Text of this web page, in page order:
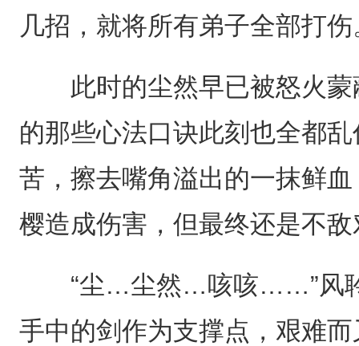
几招，就将所有弟子全部打伤
此时的尘然早已被怒火蒙
的那些心法口诀此刻也全都
苦，擦去嘴角溢出的一抹鲜
樱造成伤害，但最终还是不
“尘…尘然…咳咳……”风聆
手中的剑作为支撑点，艰难